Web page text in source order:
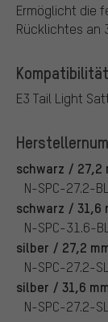
Ermöglicht die
Rücklichtes an
E3 Tail Light
schwarz / 27,2
N-SPC-27.2-
schwarz / 31,6
N-SPC-31.6-
silber / 27,2
N-SPC-27.2-
silber / 31,6
N-SPC-27.2-